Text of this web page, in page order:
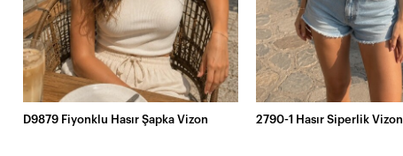
D9879 Fiyonklu Hasır Şapka Vizon 2790-1 Hasır Siperlik Vizon